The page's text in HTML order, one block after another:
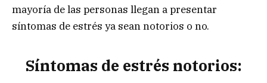
mayoría de las personas llegan a presentar
síntomas de estrés ya sean notorios o no.
Síntomas de estrés notorios: